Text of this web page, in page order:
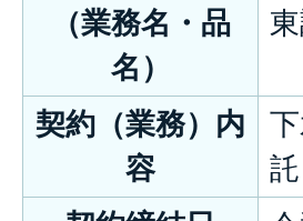
（業務名・品
名）
契約（業務）内
容
託